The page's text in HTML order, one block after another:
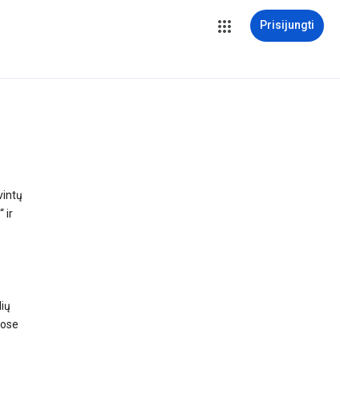
Prisijungti
ir